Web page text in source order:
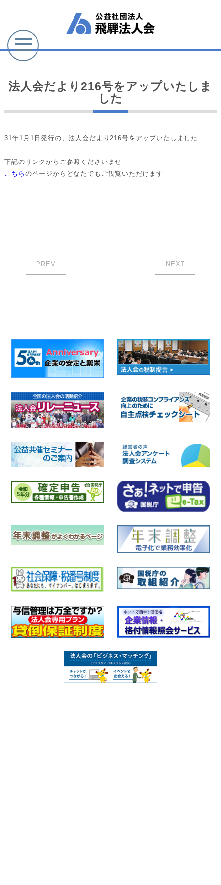
法人会だより216号をアップいたしま
した
31年1月1日発行の、法人会だより216号をアップいたしました
下記のリンクからご参照くださいませ
こちら のページからどなたでもご観覧いただけます
NEXT
PREV